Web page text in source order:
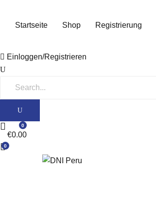
Startseite Shop Registrierung
Einloggen/Registrieren
0
€0.00
0